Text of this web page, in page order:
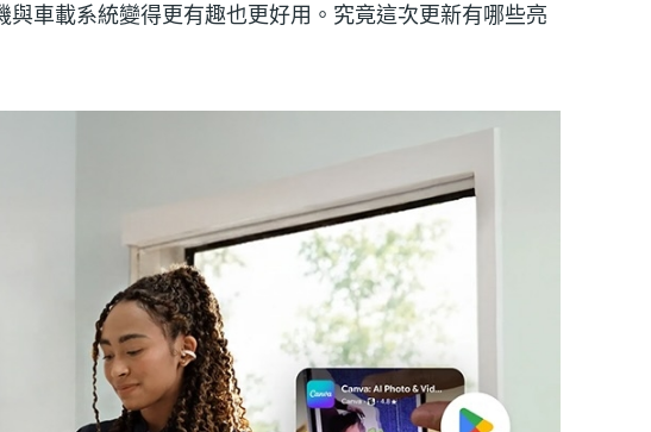
車載系統變得更有趣也更好用。究竟這次更新有哪些亮